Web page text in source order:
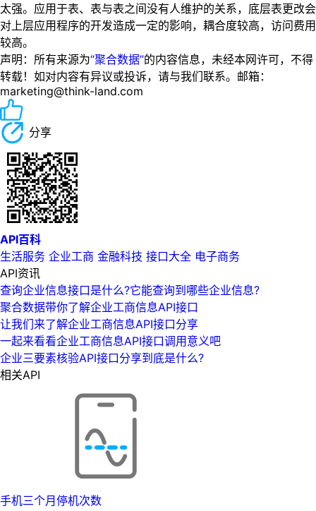
太强。应用于表、表与表之间没有人维护的关系，底层表更改会
对上层应用程序的开发造成一定的影响，耦合度较高，访问费用
较高。
声明：所有来源为“聚合数据”的内容信息，未经本网许可，不得
转载！如对内容有异议或投诉，请与我们联系。邮箱：
marketing@think-land.com
分享
API百科
生活服务 企业工商 金融科技 接口大全 电子商务
API资讯
查询企业信息接口是什么?它能查询到哪些企业信息?
聚合数据带你了解企业工商信息API接口
让我们来了解企业工商信息API接口分享
一起来看看企业工商信息API接口调用意义吧
企业三要素核验API接口分享到底是什么?
相关API
手机三个月停机次数